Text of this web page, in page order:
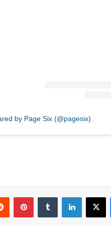
by Page Six (@pagesix)
فيسبوك ‫X لينكدإن